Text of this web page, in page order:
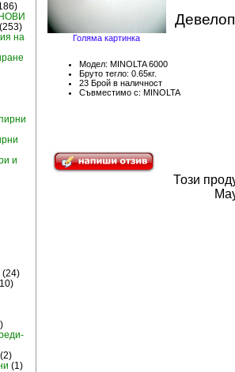
(253)
на
и
(24)
(2)
(1)
Голяма картинка
Модел: MINOLTA 6000
Бруто тегло: 0.65кг.
23 Брой в наличност
Съвместимо с: MINOLTA
Този